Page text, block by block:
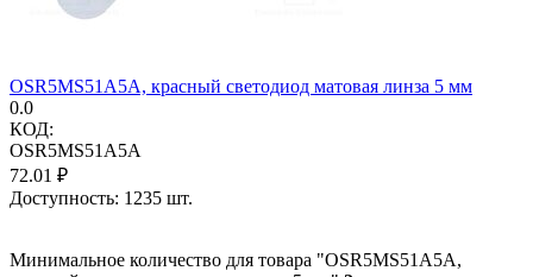
OSR5MS51A5A, красный светодиод матовая линза 5 мм
0.0
КОД:
OSR5MS51A5A
72.01 ₽
Доступность: 1235 шт.
Минимальное количество для товара "OSR5MS51A5A,